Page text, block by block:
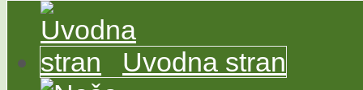
Uvodna stran